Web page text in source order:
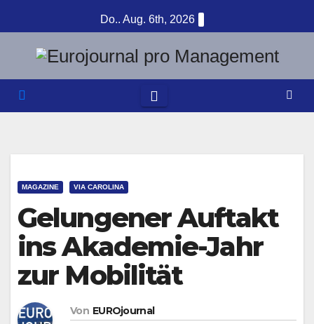
Inhalt
springen
Do.. Aug. 6th, 2026
MAGAZINE VIA CAROLINA
Gelungener Auftakt
ins Akademie-Jahr
zur Mobilität
Von EUROjournal